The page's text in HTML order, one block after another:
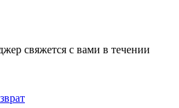
свяжется с вами в течении